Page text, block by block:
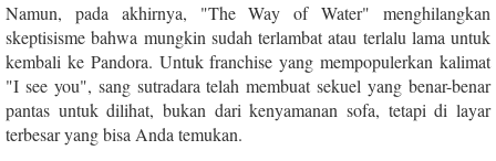
Namun, pada akhirnya, "The Way of Water" menghilangkan
skeptisisme bahwa mungkin sudah terlambat atau terlalu lama untuk
kembali ke Pandora. Untuk franchise yang mempopulerkan kalimat
"I see you", sang sutradara telah membuat sekuel yang benar-benar
pantas untuk dilihat, bukan dari kenyamanan sofa, tetapi di layar
terbesar yang bisa Anda temukan.